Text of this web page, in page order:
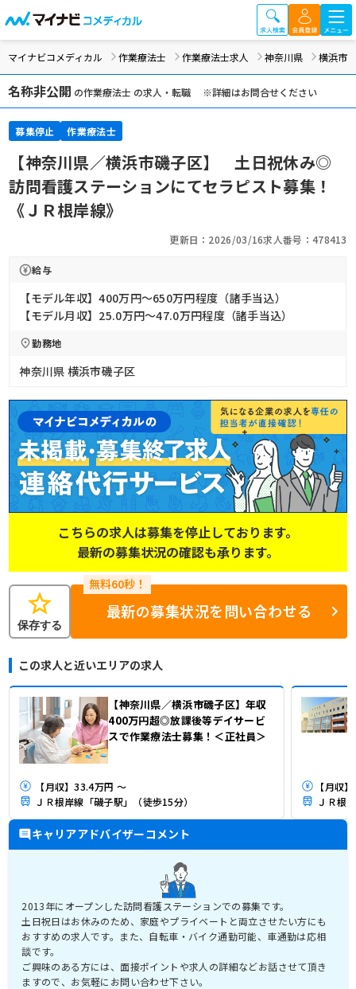
マイナビコメディカル 作業療法士 作業療法士求人 神奈川県 横浜市
名称非公開 の作業療法士 の求人・転職 ※詳細はお問合せください
募集停止 作業療法士
【神奈川県／横浜市磯子区】 土日祝休み◎
訪問看護ステーションにてセラピスト募集！
《ＪＲ根岸線》
更新日：2026/03/16求人番号：478413
給与
【モデル年収】400万円〜650万円程度（諸手当込）
【モデル月収】25.0万円〜47.0万円程度（諸手当込）
勤務地
神奈川県 横浜市磯子区
こちらの求人は募集を停止しております。
最新の募集状況の確認も承ります。
star
保存する
最新の募集状況を問い合わせる
この求人と近いエリアの求人
【神奈川県／横浜市磯子区】年収
400万円超◎放課後等デイサービ
スで作業療法士募集！＜正社員＞
【月収】33.4万円 ～
ＪＲ根岸線「磯子駅」（徒歩15分）
ＪＲ根
キャリアアドバイザーコメント
2013年にオープンした訪問看護ステーションでの募集です。
土日祝日はお休みのため、家庭やプライベートと両立させたい方にも
おすすめの求人です。また、自転車・バイク通勤可能、車通勤は応相
談です。
ご興味のある方には、面接ポイントや求人の詳細などお話させて頂き
ますので、お気軽にお問い合わせ下さい。